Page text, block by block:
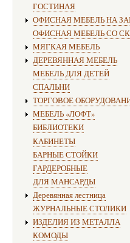
ГОСТИНАЯ
ОФИСНАЯ МЕБЕЛЬ НА
ОФИСНАЯ МЕБЕЛЬ СО
МЯГКАЯ МЕБЕЛЬ
ДЕРЕВЯННАЯ МЕБЕЛЬ
МЕБЕЛЬ ДЛЯ ДЕТЕЙ
СПАЛЬНИ
ТОРГОВОЕ
МЕБЕЛЬ «ЛОФТ»
БИБЛИОТЕКИ
КАБИНЕТЫ
БАРНЫЕ СТОЙКИ
ГАРДЕРОБНЫЕ
ДЛЯ МАНСАРДЫ
Деревянная лестница
ЖУРНАЛЬНЫЕ СТОЛИКИ
ИЗДЕЛИЯ ИЗ МЕТАЛЛА
КОМОДЫ